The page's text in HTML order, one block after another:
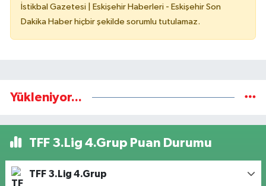
İstikbal Gazetesi | Eskişehir Haberleri - Eskişehir Son
Dakika Haber hiçbir şekilde sorumlu tutulamaz.
Yükleniyor...
TFF 3.Lig 4.Grup Puan Durumu
TFF 3.Lig 4.Grup